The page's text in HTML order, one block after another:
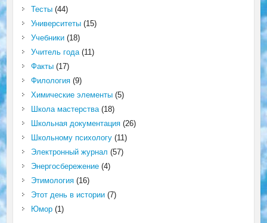
Тесты(44)
Университеты(15)
Учебники(18)
Учитель года(11)
Факты(17)
Филология(9)
Химические элементы(5)
Школа мастерства(18)
Школьная документация(26)
Школьному психологу(11)
Электронный журнал (57)
Энергосбережение(4)
Этимология(16)
Этот день в истории(7)
Юмор(1)